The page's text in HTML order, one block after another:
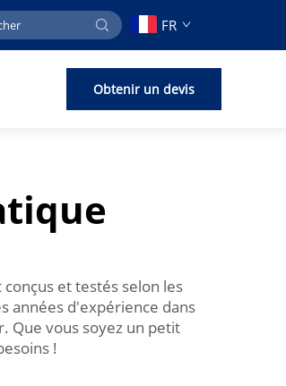
FR
Obtenir un devis
et testés selon les
années d'expérience dans
Que vous soyez un petit
!